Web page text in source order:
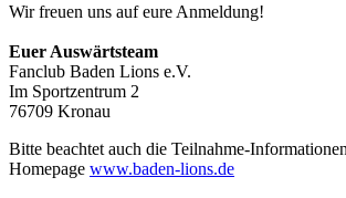
Wir freuen uns auf eure Anmeldung!
Euer Auswärtsteam
Fanclub Baden Lions e.V.
Im Sportzentrum 2
76709 Kronau
Bitte beachtet auch die Teilnahme-
Homepage www.baden-lions.de